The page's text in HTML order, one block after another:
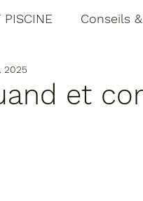
PISCINE Conseils
& Bien-être
et
2025